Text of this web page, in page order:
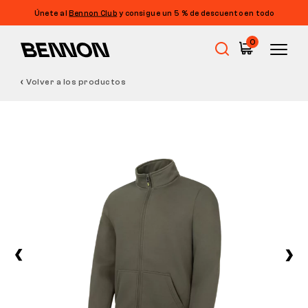
Únete alBennon Club y consigue un 5 % de descuento en todo
0
Calzado informal
Volver a los productos